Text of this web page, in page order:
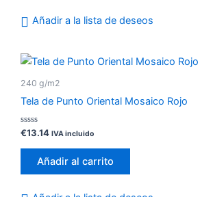
Añadir a la lista de deseos
240 g/m2
Tela de Punto Oriental Mosaico Rojo
Valorado
0
€13.14 IVA incluido
Añadir al carrito